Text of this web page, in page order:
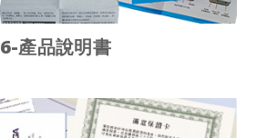
6-產品說明書